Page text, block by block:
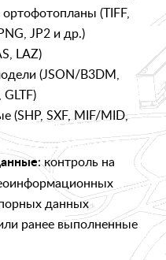
(TIFF,
JP2 и др.)
LAZ)
(JSON/B3DM,
(SHP, SXF, MIF/MID,
: контроль на
данных
ранее выполненные